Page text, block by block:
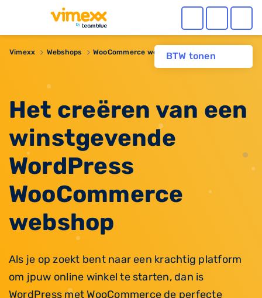
BTW tonen
Vimexx Webshops WooCommerce webshop maken
Het creëren van een
winstgevende
WordPress
WooCommerce
webshop
Als je op zoekt bent naar een krachtig platform
om jpuw online winkel te starten, dan is
WordPress met WooCommerce de perfecte